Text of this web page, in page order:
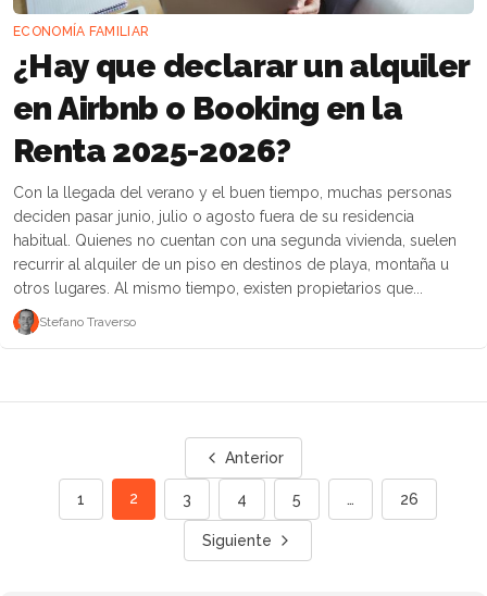
ECONOMÍA FAMILIAR
¿Hay que declarar un alquiler
en Airbnb o Booking en la
Renta 2025-2026?
Con la llegada del verano y el buen tiempo, muchas personas
deciden pasar junio, julio o agosto fuera de su residencia
habitual. Quienes no cuentan con una segunda vivienda, suelen
recurrir al alquiler de un piso en destinos de playa, montaña u
otros lugares. Al mismo tiempo, existen propietarios que...
Stefano Traverso
Anterior
1 2 3 4 5 … 26
Siguiente